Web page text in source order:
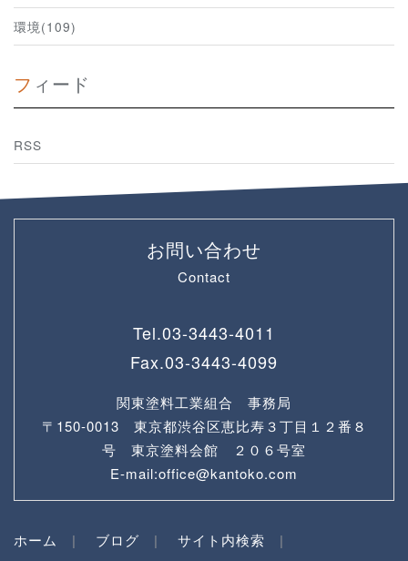
環境(109)
フィード
RSS
お問い合わせ
Contact
Tel.03-3443-4011
Fax.03-3443-4099
関東塗料工業組合 事務局
〒150-0013 東京都渋谷区恵比寿３丁目１２番８
号 東京塗料会館 ２０６号室
E-mail:office@kantoko.com
ホーム ブログ サイト内検索